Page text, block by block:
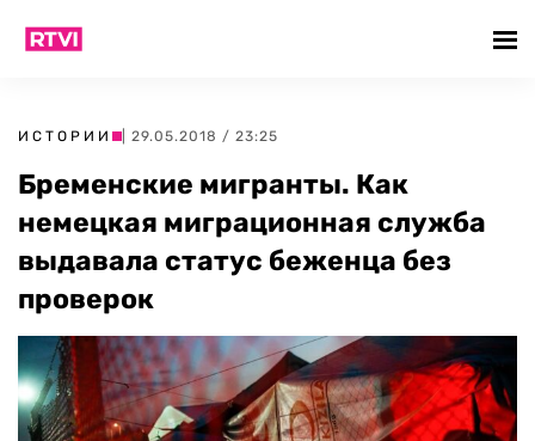
ИСТОРИИ | 29.05.2018 / 23:25
Бременские мигранты. Как
немецкая миграционная служба
выдавала статус беженца без
проверок